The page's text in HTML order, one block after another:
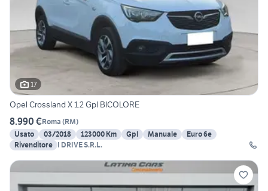
17
Opel Crossland X 1.2 Gpl BICOLORE
8.990 €Roma (RM)
Usato
03/2018 123000 Km Gpl Manuale
Euro 6e
Rivenditore I DRIVE S.R.L.